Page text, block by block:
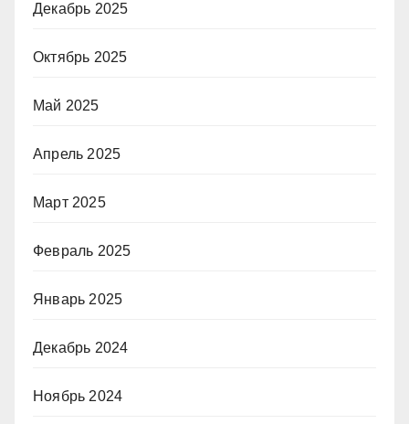
Декабрь 2025
Октябрь 2025
Май 2025
Апрель 2025
Март 2025
Февраль 2025
Январь 2025
Декабрь 2024
Ноябрь 2024